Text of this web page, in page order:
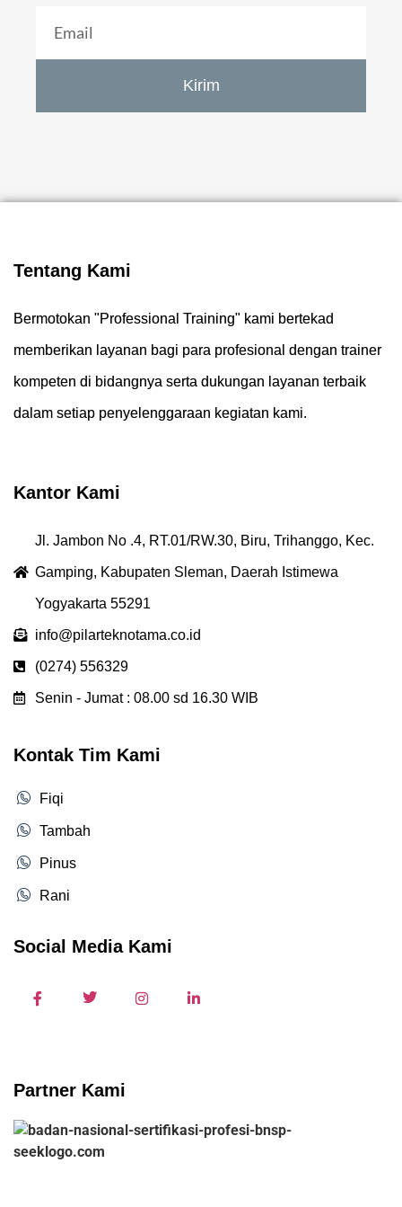
Kirim
Tentang Kami
Bermotokan "Professional Training" kami bertekad
memberikan layanan bagi para profesional dengan trainer
kompeten di bidangnya serta dukungan layanan terbaik
dalam setiap penyelenggaraan kegiatan kami.
Kantor Kami
Jl. Jambon No .4, RT.01/RW.30, Biru, Trihanggo, Kec.
Gamping, Kabupaten Sleman, Daerah Istimewa
Yogyakarta 55291
info@pilarteknotama.co.id
(0274) 556329
Senin - Jumat : 08.00 sd 16.30 WIB
Kontak Tim Kami
Fiqi
Tambah
Pinus
Rani
Social Media Kami
Partner Kami